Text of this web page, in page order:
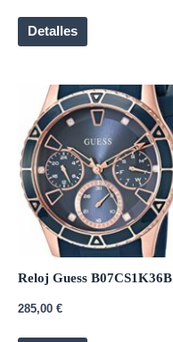
Detalles
Reloj Guess B07CS1K36B
285,00 €